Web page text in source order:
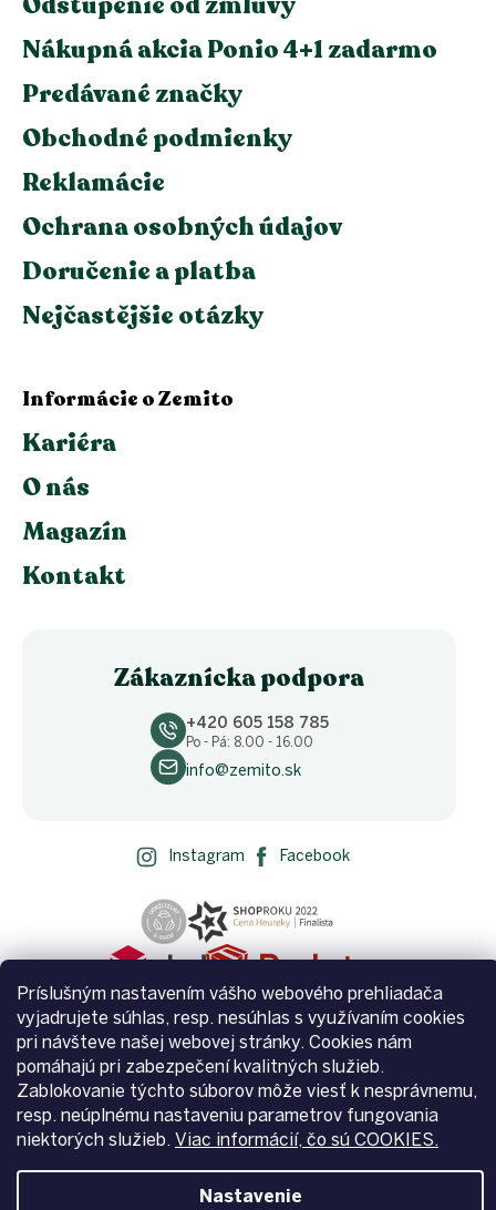
Príslušným nastavením vášho webového prehliadača
vyjadrujete súhlas, resp. nesúhlas s využívaním cookies
pri návšteve našej webovej stránky. Cookies nám
pomáhajú pri zabezpečení kvalitných služieb.
Zablokovanie týchto súborov môže viesť k nesprávnemu,
resp. neúplnému nastaveniu parametrov fungovania
niektorých služieb. Viac informácií, čo sú COOKIES.
Nastavenie
Nákupná akcia Ponio 4+1 zadarmo
Predávané značky
Obchodné podmienky
Reklamácie
Ochrana osobných údajov
Doručenie a platba
Nejčastějšie otázky
Informácie o Zemito
Kariéra
O nás
Magazín
Kontakt
Zákaznícka podpora
+420 605 158 785
Po - Pá: 8.00 - 16.00
info@zemito.sk
Instagram Facebook
Vytvoril Shoptet
Copyright 2026Zemito.sk. Všetky práva vyhradené.Upraviť
nastavenie cookies